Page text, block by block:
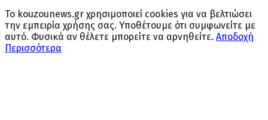
Το kouzounews.gr χρησιμοποιεί cookies για να βελτιώσει
την εμπειρία χρήσης σας. Υποθέτουμε ότι συμφωνείτε με
αυτό. Φυσικά αν θέλετε μπορείτε να αρνηθείτε. Αποδοχή
Περισσότερα